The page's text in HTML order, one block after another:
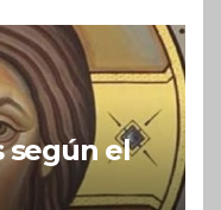
según el